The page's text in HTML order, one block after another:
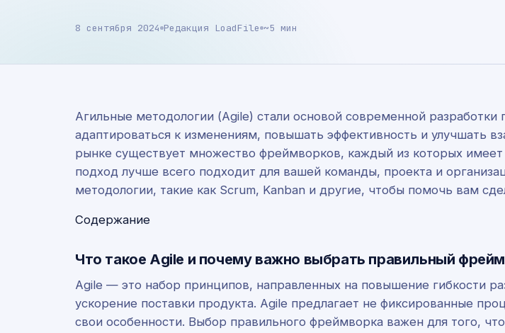
8 сентября 2024 Редакция LoadFile ~5 мин
Агильные методологии (Agile) стали основой современной
адаптироваться к изменениям, повышать эффективность и улучшать
рынке существует множество фреймворков, каждый из которых
подход лучше всего подходит для вашей команды, проекта и
методологии, такие как Scrum, Kanban и другие, чтобы помочь вам
Содержание
Что такое Agile и почему важно выбрать правильный
Agile — это набор принципов, направленных на повышение гибкости
ускорение поставки продукта. Agile предлагает не фиксированные
свои особенности. Выбор правильного фреймворка важен для того,